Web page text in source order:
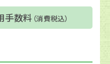
手数料 （消費税込）